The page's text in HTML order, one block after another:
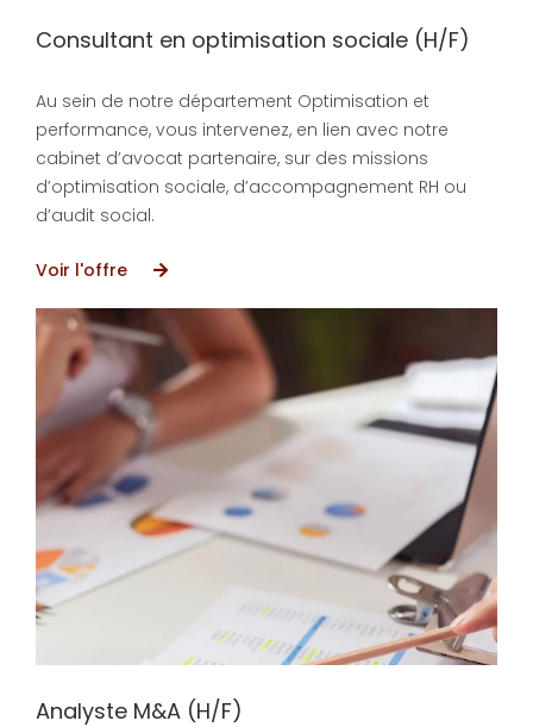
Consultant en optimisation sociale (H/F)
Au sein de notre département Optimisation et
performance, vous intervenez, en lien avec notre
cabinet d’avocat partenaire, sur des missions
d’optimisation sociale, d’accompagnement RH ou
d’audit social.
Voir l'offre
Analyste M&A (H/F)